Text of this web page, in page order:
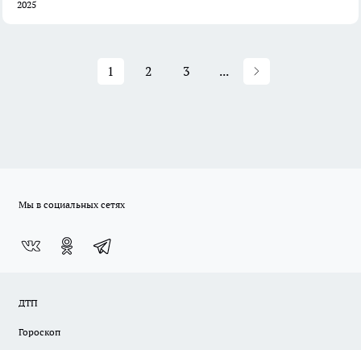
2025
1 2 3 ...
Мы в социальных сетях
ДТП
Гороскоп